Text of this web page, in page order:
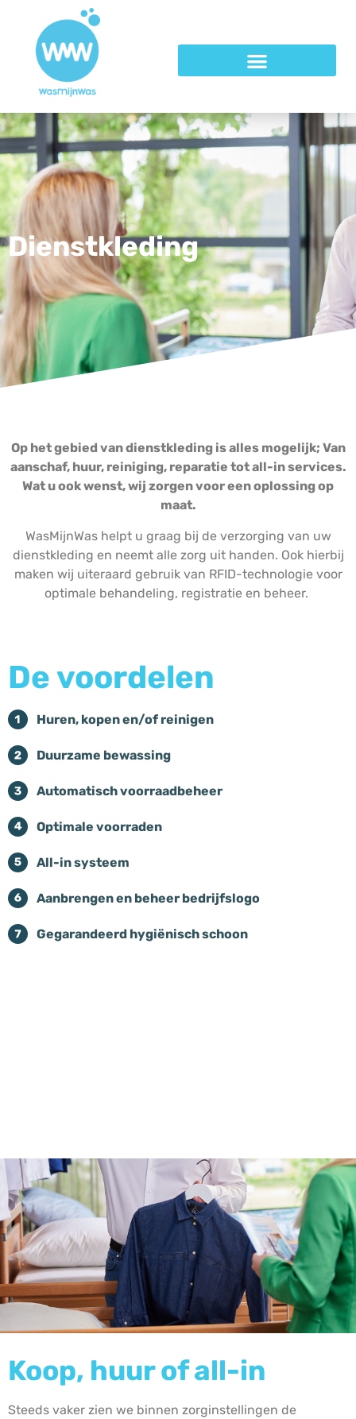
Dienstkleding
Op het gebied van dienstkleding is alles mogelijk; Van
aanschaf, huur, reiniging, reparatie tot all-in services.
Wat u ook wenst, wij zorgen voor een oplossing op
maat.
WasMijnWas helpt u graag bij de verzorging van uw
dienstkleding en neemt alle zorg uit handen. Ook hierbij
maken wij uiteraard gebruik van RFID-technologie voor
optimale behandeling, registratie en beheer.
De voordelen
Huren, kopen en/of reinigen
Duurzame bewassing
Automatisch voorraadbeheer
Optimale voorraden
All-in systeem
Aanbrengen en beheer bedrijfslogo
Gegarandeerd hygiënisch schoon
Koop, huur of all-in
Steeds vaker zien we binnen zorginstellingen de